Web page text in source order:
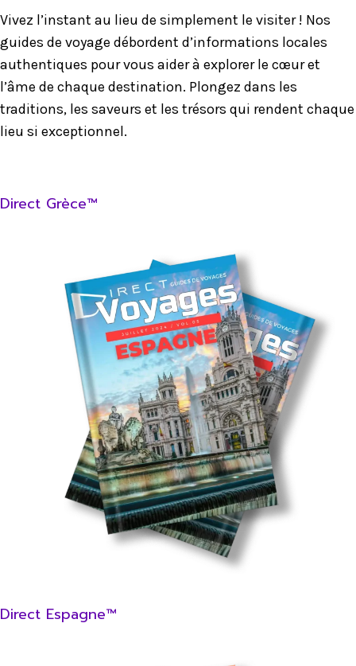
Vivez l’instant au lieu de simplement le visiter ! Nos
guides de voyage débordent d’informations locales
authentiques pour vous aider à explorer le cœur et
l’âme de chaque destination. Plongez dans les
traditions, les saveurs et les trésors qui rendent chaque
lieu si exceptionnel.
Direct Grèce™
Direct Espagne™